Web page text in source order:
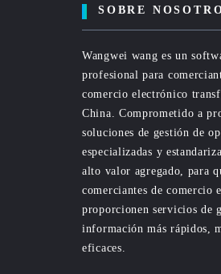
SOBRE
Wangwei wang es un
profesional para
comercio electrónico
China. Comprometido a
soluciones de gestión de
especializadas y
alto valor agregado, para
comerciantes de comercio
proporcionen servicios de
información más rápidos,
eficaces.